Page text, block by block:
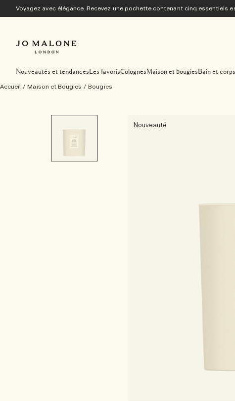
Voyagez avec élégance. Recevez une pochette contenant cinq essentiels
Nouveautés et tendancesLes favorisColognesMaison et bougiesBain et corps
Accueil / Maison et Bougies / Bougies
Nouveauté